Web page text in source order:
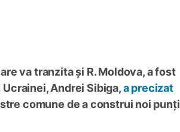
va tranzita și R. Moldova, a fost
Andrei Sibiga,a precizat
comune de a construi noi punți